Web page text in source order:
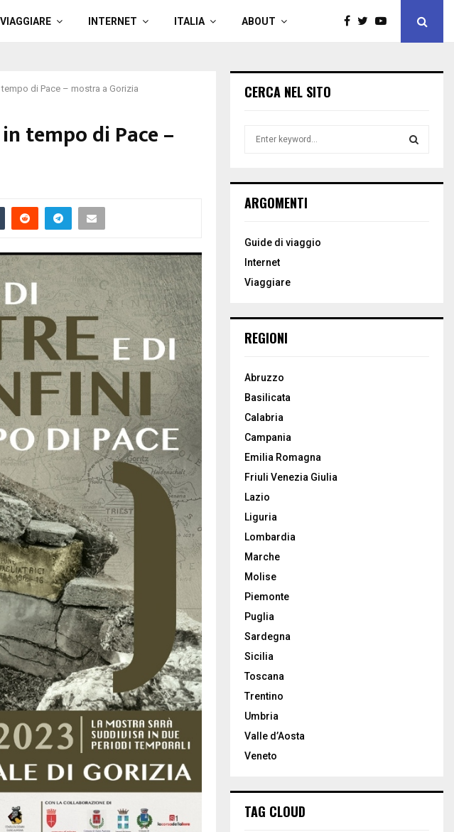
VIAGGIARE INTERNET ITALIA ABOUT
di Pace – mostra a Gorizia
tempo di Pace –
CERCA NEL SITO
h
o
:
ARGOMENTI
Guide di viaggio
Internet
Viaggiare
REGIONI
Abruzzo
Basilicata
Calabria
Campania
Emilia Romagna
Friuli Venezia Giulia
Lazio
Liguria
Lombardia
Marche
Molise
Piemonte
Puglia
Sardegna
Sicilia
Toscana
Trentino
Umbria
Valle d’Aosta
Veneto
TAG CLOUD